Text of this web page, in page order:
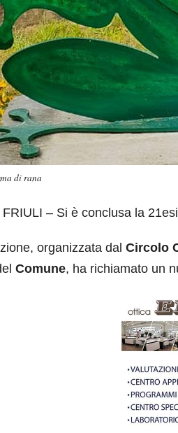
di rana
– Si è conclusa la
organizzata dal Circolo
Comune, ha richiamato un